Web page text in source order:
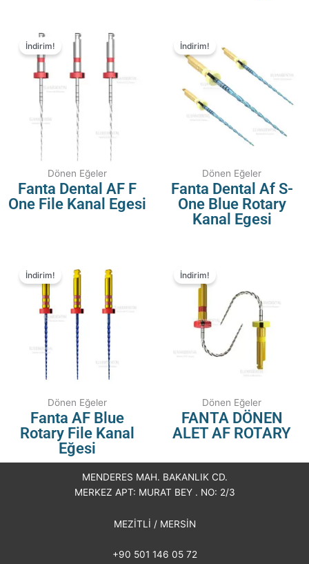
İndirim!
Dönen Eğeler
Fanta Dental AF F
One File Kanal Egesi
İndirim!
Dönen Eğeler
Fanta Dental Af S-
One Blue Rotary
Kanal Egesi
İndirim!
Dönen Eğeler
Fanta AF Blue
Rotary File Kanal
Eğesi
İndirim!
Dönen Eğeler
FANTA DÖNEN
ALET AF ROTARY
MENDERES MAH. BAKANLIK CD.
MERKEZ APT: MURAT BEY . NO: 2/3
MEZİTLİ / MERSİN
+90 501 146 05 72